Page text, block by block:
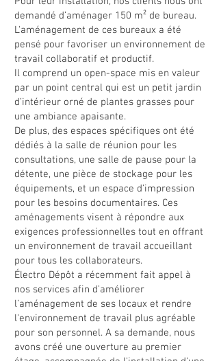
demandé d’aménager 150 m² de bureau.
L'aménagement de ces bureaux a été
pensé pour favoriser un environnement de
travail collaboratif et productif.
Il comprend un open-space mis en valeur
par un point central qui est un petit jardin
d’intérieur orné de plantes grasses pour
une ambiance apaisante.
De plus, des espaces spécifiques ont été
dédiés à la salle de réunion pour les
consultations, une salle de pause pour la
détente, une pièce de stockage pour les
équipements, et un espace d'impression
pour les besoins documentaires. Ces
aménagements visent à répondre aux
exigences professionnelles tout en offrant
un environnement de travail accueillant
pour tous les collaborateurs.
Électro Dépôt a récemment fait appel à
nos services afin d’améliorer
l’aménagement de ses locaux et rendre
l'environnement de travail plus agréable
pour son personnel. A sa demande, nous
avons créé une ouverture au premier